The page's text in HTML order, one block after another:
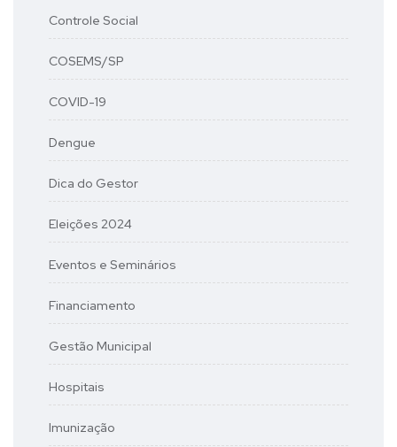
Controle Social
COSEMS/SP
COVID-19
Dengue
Dica do Gestor
Eleições 2024
Eventos e Seminários
Financiamento
Gestão Municipal
Hospitais
Imunização